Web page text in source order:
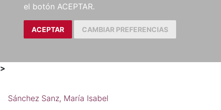
el botón ACEPTAR.
ACEPTAR CAMBIAR PREFERENCIAS
>
Sánchez Sanz, María Isabel